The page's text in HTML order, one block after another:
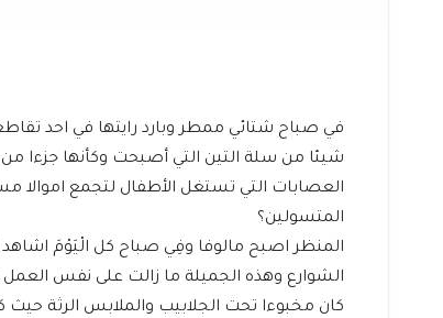
في صباح شتائي ممطر وبارد رايتها في احد
شيئا من سلة التين التي أصبحت وكأنها جزءا
العصابات التي تستغل الأطفال لتجمع
المتسولين؟
المنظر اصبح مالوفا وفِي صباح كل الْيَوْمَ
الشوارع وهذه الجميلة ما زالت على نفس
كان مخبوءا تحت الجلابيب والملابس الرثة حيث